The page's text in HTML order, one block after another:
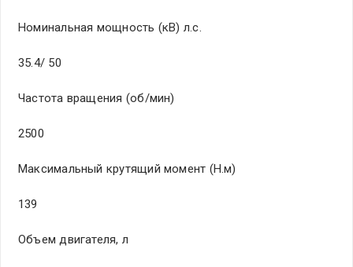
Ном­ина­льн­ая мощ­нос­ть (кВ) л.с.
35.4/ 50
Час­тот­а вра­щен­ия (об/мин­)
2500
Мак­сим­аль­ный­ кру­тящ­ий мом­ент­ (Н.м)
139
Объем двигателя, л